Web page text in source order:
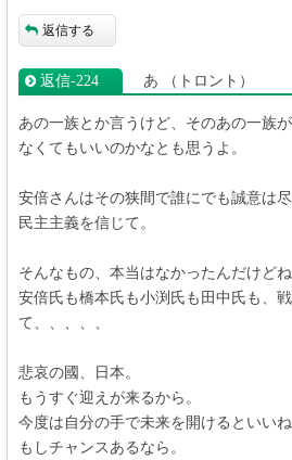
返信する
返信‐224 あ （トロント）
あの一族とか言うけど、そのあの一族
なくてもいいのかなとも思うよ。
安倍さんはその狭間で誰にでも誠意は
民主主義を信じて。
そんなもの、本当はなかったんだけどね
安倍氏も橋本氏も小渕氏も田中氏も、
て、、、、、
悲哀の國、日本。
もうすぐ迎えが来るから。
今度は自分の手で未来を開けるといいね
もしチャンスあるなら。